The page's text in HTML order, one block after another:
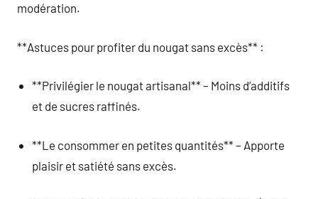
modération.
**Astuces pour profiter du nougat sans excès** :
**Privilégier le nougat artisanal** – Moins d’additifs
et de sucres raffinés.
**Le consommer en petites quantités** – Apporte
plaisir et satiété sans excès.